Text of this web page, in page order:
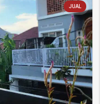
JUAL